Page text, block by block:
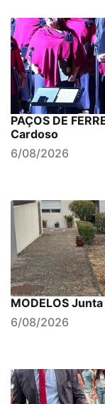
PAÇOS DE
Cardoso
6/08/2026
MODELOS
6/08/2026